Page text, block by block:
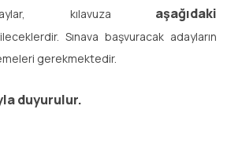
kılavuza aşağıdaki
Sınava başvuracak adayların
gerekmektedir.
duyurulur.